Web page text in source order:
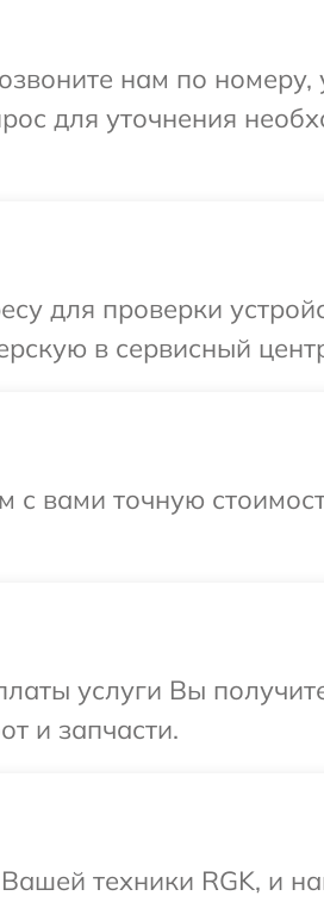
нам по номеру,
для уточнения
для проверки
в сервисный
с вами точную
услуги Вы
и запчасти.
техники RGK, и